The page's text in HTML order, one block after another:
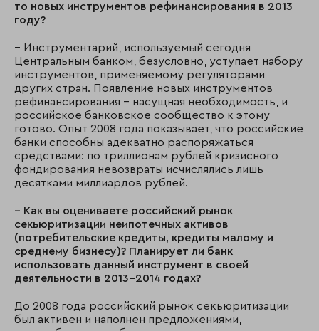
то новых инструментов рефинансирования в 2013
году?
– Инструментарий, используемый сегодня
Центральным банком, безусловно, уступает набору
инструментов, применяемому регуляторами
других стран. Появление новых инструментов
рефинансирования – насущная необходимость, и
российское банковское сообщество к этому
готово. Опыт 2008 года показывает, что российские
банки способны адекватно распоряжаться
средствами: по триллионам рублей кризисного
фондирования невозвраты исчислялись лишь
десятками миллиардов рублей.
– Как вы оцениваете российский рынок
секьюритизации неипотечных активов
(потребительские кредиты, кредиты малому и
среднему бизнесу)? Планирует ли банк
использовать данный инструмент в своей
деятельности в 2013–2014 годах?
До 2008 года российский рынок секьюритизации
был активен и наполнен предложениями,